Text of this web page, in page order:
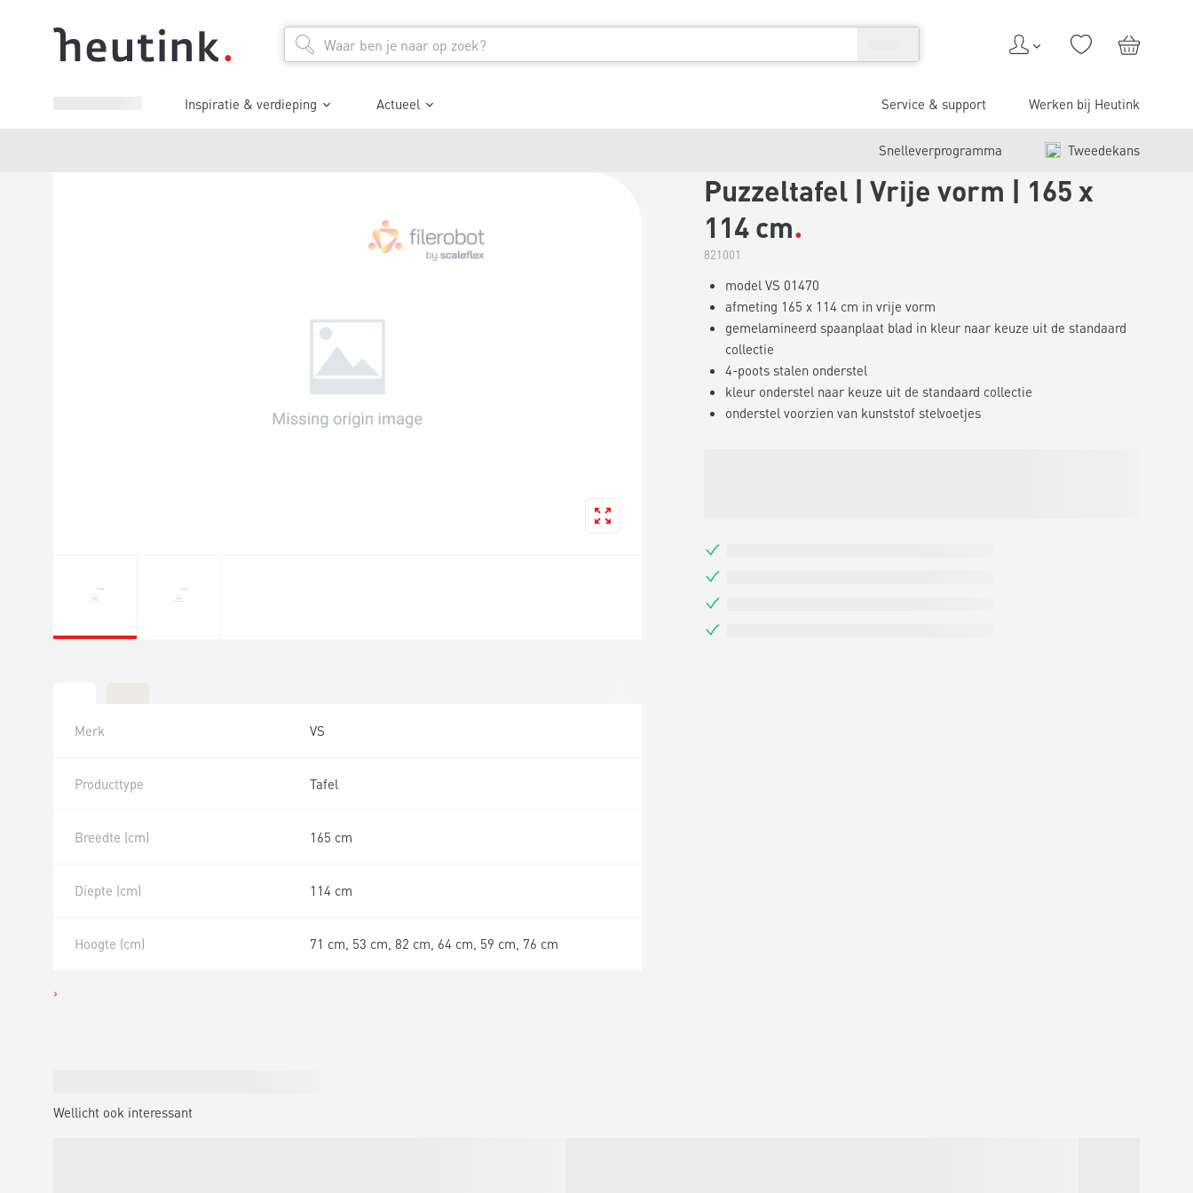
Inspiratie & verdieping Actueel Service & support Werken bij Heutink
Snelleverprogramma Tweedekans
Puzzeltafel | Vrije vorm | 165 x
114 cm
821001
model VS 01470
afmeting 165 x 114 cm in vrije vorm
gemelamineerd spaanplaat blad in kleur naar keuze uit de standaard
collectie
4-poots stalen onderstel
kleur onderstel naar keuze uit de standaard collectie
onderstel voorzien van kunststof stelvoetjes
Merk VS
Producttype Tafel
Breedte (cm) 165 cm
Diepte (cm) 114 cm
Hoogte (cm) 71 cm, 53 cm, 82 cm, 64 cm, 59 cm, 76 cm
Wellicht ook interessant